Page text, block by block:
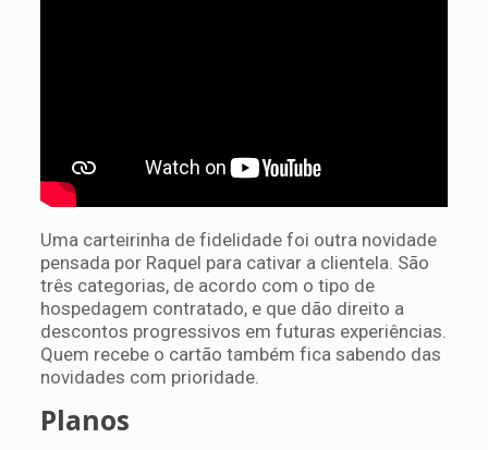
Uma carteirinha de fidelidade foi outra novidade
pensada por Raquel para cativar a clientela. São
três categorias, de acordo com o tipo de
hospedagem contratado, e que dão direito a
descontos progressivos em futuras experiências.
Quem recebe o cartão também fica sabendo das
novidades com prioridade.
Planos